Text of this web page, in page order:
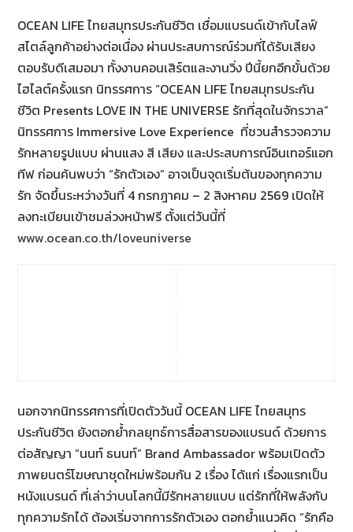
OCEAN LIFE ไทยสมุทรประกันชีวิต เชื่อมแบรนด์เข้ากับไลฟ์
สไตล์ลูกค้าอย่างต่อเนื่อง ผ่านประสบการณ์ร่วมที่ได้รับเสียง
ตอบรับดีเสมอมา ทั้งงานคอนเสิร์ตและงานวิ่ง ปีนี้ยกอีกขั้นด้วย
ไฮไลต์ครั้งแรก นิทรรศการ “OCEAN LIFE ไทยสมุทรประกัน
ชีวิต Presents LOVE IN THE UNIVERSE รักที่สุดในจักรวาล”
นิทรรศการ Immersive Love Experience ที่ชวนสำรวจความ
รักหลายรูปแบบ ผ่านแสง สี เสียง และประสบการณ์อินเทอร์แอก
ทีฟ ก่อนค้นพบว่า “รักตัวเอง” อาจเป็นจุดเริ่มต้นของทุกความ
รัก จัดขึ้นระหว่างวันที่ 4 กรกฎาคม – 2 สิงหาคม 2569 เปิดให้
ลงทะเบียนเข้าชมล่วงหน้าฟรี ตั้งแต่วันนี้ที่
www.ocean.co.th/loveuniverse
นอกจากนิทรรศการที่เปิดตัววันนี้ OCEAN LIFE ไทยสมุทร
ประกันชีวิต ยังตอกย้ำกลยุทธ์การสื่อสารของแบรนด์ ด้วยการ
ต่อสัญญา “นนท์ ธนนท์” Brand Ambassador พร้อมเปิดตัว
ภาพยนตร์โฆษณาชุดใหม่พร้อมกัน 2 เรื่อง ได้แก่ เรื่องแรกเป็น
หนังแบรนด์ ที่เล่าว่าบนโลกนี้มีรักหลายแบบ แต่รักที่ให้พลังกับ
ทุกความรักได้ ต้องเริ่มจากการรักตัวเอง ตอกย้ำแนวคิด “รักคือ